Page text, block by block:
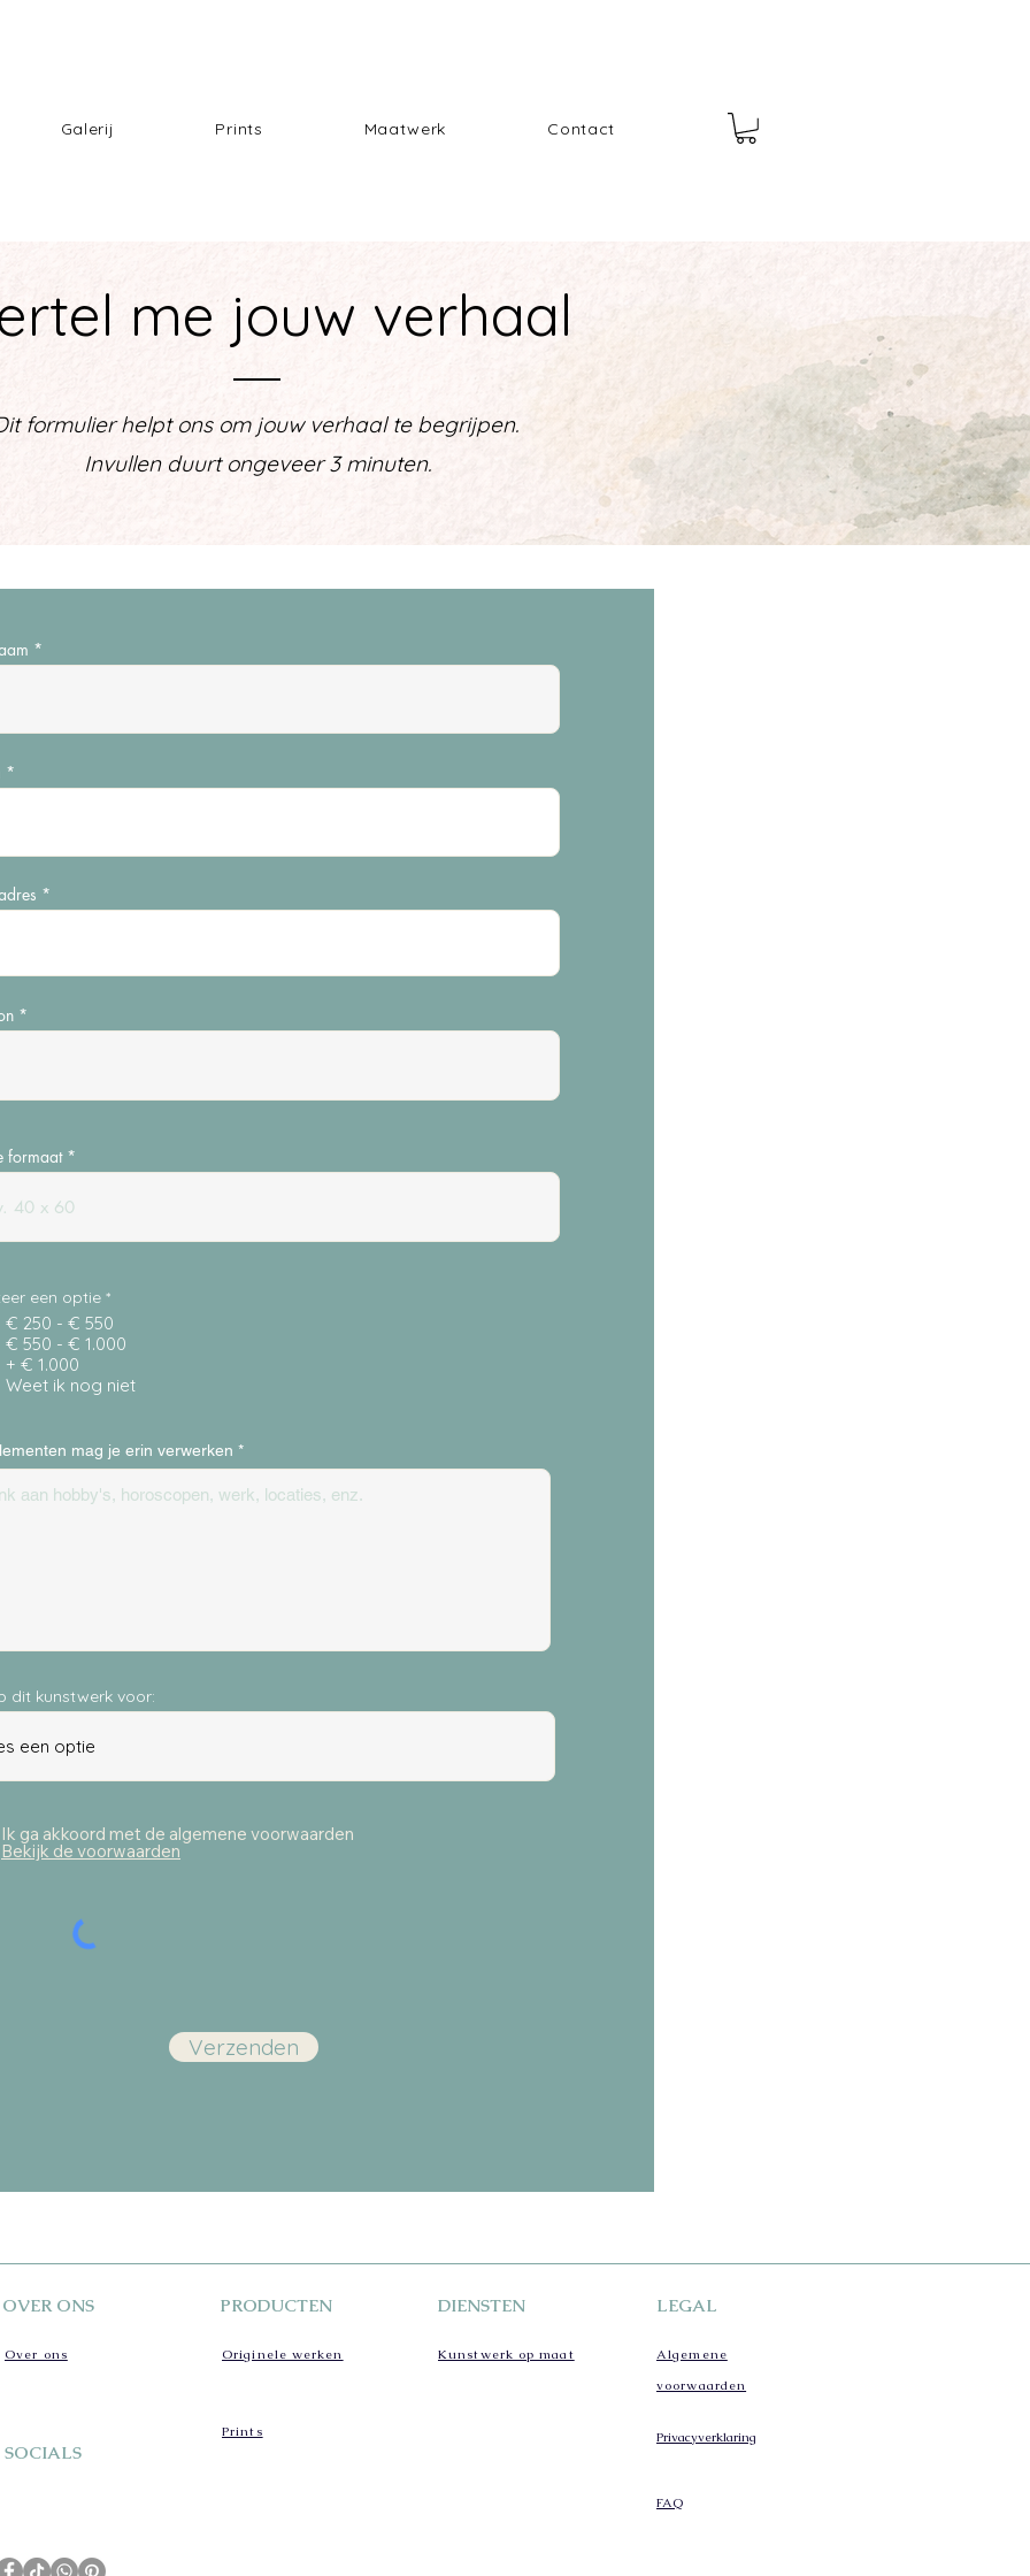
Galerij Prints Maatwerk Contact
me jouw verhaal
formulier helpt ons om jouw verhaal te begrijpen.
Invullen duurt ongeveer 3 minuten.
formaat
een optie *
€ 250 - € 550
€ 550 - € 1.000
+ € 1.000
Weet ik nog niet
mag je erin verwerken
dit kunstwerk voor:
Ik ga akkoord met de algemene voorwaarden
Bekijk de voorwaarden
Verzenden
OVER ONS
Over ons
SOCIALS
PRODUCTEN
Originele werken
DIENSTEN
Kunstwerk op maat
Prints
LEGAL
Algemene
voorwaarden
Privacyverklaring
FAQ